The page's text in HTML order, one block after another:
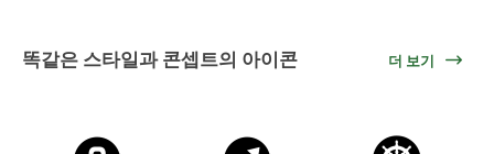
똑같은 스타일과 콘셉트의 아이콘 더 보기